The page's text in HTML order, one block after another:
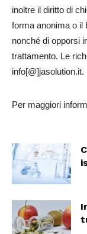
inoltre il diritto di
forma anonima o il
nonché di opporsi
trattamento. Le
info[@]jasolution.it.
Per maggiori